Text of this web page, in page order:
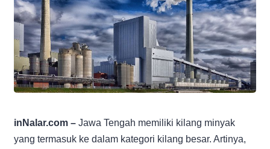
inNalar.com – Jawa Tengah memiliki kilang minyak
yang termasuk ke dalam kategori kilang besar. Artinya,